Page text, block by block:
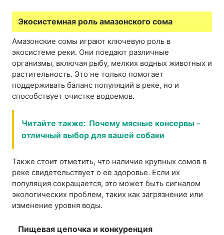
Экосистемная роль амазонского сома
Амазонские сомы играют ключевую роль в
экосистеме реки. Они поедают различные
организмы, включая рыбу, мелких водных животных и
растительность. Это не только помогает
поддерживать баланс популяций в реке, но и
способствует очистке водоемов.
Читайте также: Почему мясные консервы -
отличный выбор для вашей собаки
Также стоит отметить, что наличие крупных сомов в
реке свидетельствует о ее здоровье. Если их
популяция сокращается, это может быть сигналом
экологических проблем, таких как загрязнение или
изменение уровня воды.
Пищевая цепочка и конкуренция